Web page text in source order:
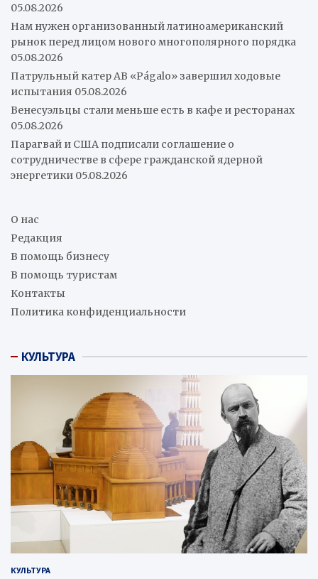
05.08.2026
Нам нужен организованный латиноамериканский
рынок перед лицом нового многополярного порядка
05.08.2026
Патрульный катер AB «Págalo» завершил ходовые
испытания 05.08.2026
Венесуэльцы стали меньше есть в кафе и ресторанах
05.08.2026
Парагвай и США подписали соглашение о
сотрудничестве в сфере гражданской ядерной
энергетики 05.08.2026
О нас
Редакция
В помощь бизнесу
В помощь туристам
Контакты
Политика конфиденциальности
КУЛЬТУРА
КУЛЬТУРА